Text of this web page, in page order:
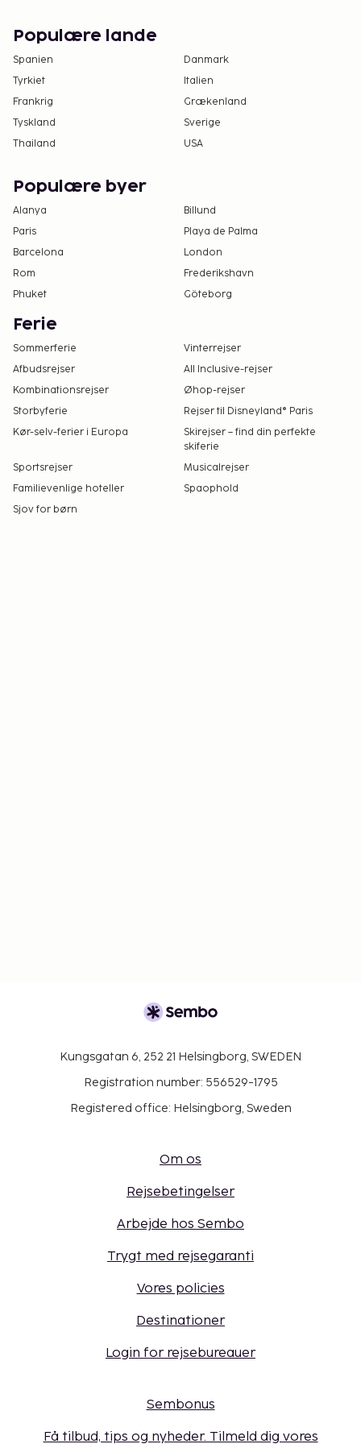
Populære lande
Spanien
Danmark
Tyrkiet
Italien
Frankrig
Grækenland
Tyskland
Sverige
Thailand
USA
Populære byer
Alanya
Billund
Paris
Playa de Palma
Barcelona
London
Rom
Frederikshavn
Phuket
Göteborg
Ferie
Sommerferie
Vinterrejser
Afbudsrejser
All Inclusive-rejser
Kombinationsrejser
Øhop-rejser
Storbyferie
Rejser til Disneyland® Paris
Kør-selv-ferier i Europa
Skirejser – find din perfekte
skiferie
Sportsrejser
Musicalrejser
Familievenlige hoteller
Spaophold
Sjov for børn
Kungsgatan 6, 252 21 Helsingborg, SWEDEN
Registration number: 556529-1795
Registered office: Helsingborg, Sweden
Om os
Rejsebetingelser
Arbejde hos Sembo
Trygt med rejsegaranti
Vores policies
Destinationer
Login for rejsebureauer
Sembonus
Få tilbud, tips og nyheder. Tilmeld dig vores